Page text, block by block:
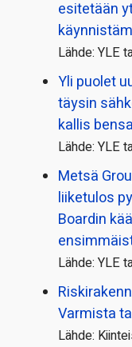
esitetään
Lähde: YLE
Yli puolet
täysin
kallis
Lähde: YLE
Metsä
liiketulos
Boardin
Lähde: YLE
Varmista
Lähde: